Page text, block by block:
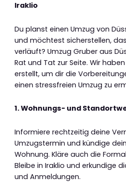
Iraklio
Du planst einen Umzug von
und möchtest sicherstellen,
verläuft? Umzug Gruber aus
Rat und Tat zur Seite. Wir
erstellt, um dir die
einen stressfreien Umzug zu
1. Wohnungs- und
Informiere rechtzeitig deine
Umzugstermin und kündige
Wohnung. Kläre auch die
Bleibe in Iraklio und erkundige
und Anmeldungen.